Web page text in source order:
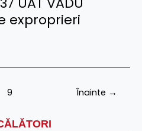
exproprieri
9 Înainte →